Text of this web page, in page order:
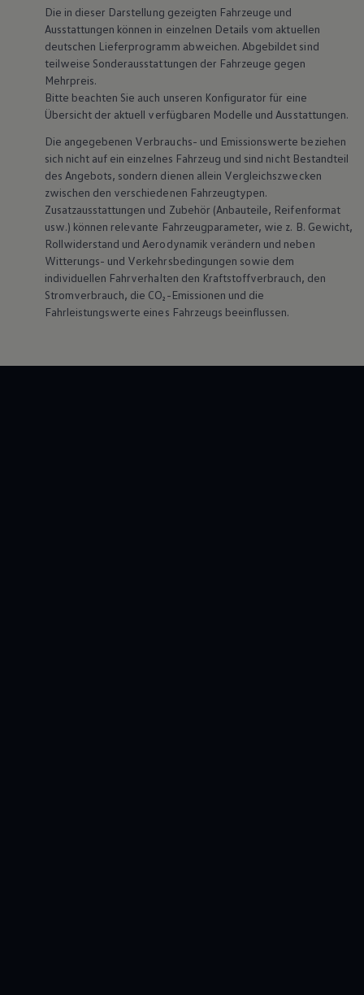
Die in dieser Darstellung gezeigten Fahrzeuge und
Ausstattungen können in einzelnen Details vom aktuellen
deutschen Lieferprogramm abweichen. Abgebildet sind
teilweise Sonderausstattungen der Fahrzeuge gegen
Mehrpreis.
Bitte beachten Sie auch unseren Konfigurator für eine
Übersicht der aktuell verfügbaren Modelle und Ausstattungen.
Die angegebenen Verbrauchs- und Emissionswerte beziehen
sich nicht auf ein einzelnes Fahrzeug und sind nicht Bestandteil
des Angebots, sondern dienen allein Vergleichszwecken
zwischen den verschiedenen Fahrzeugtypen.
Zusatzausstattungen und Zubehör (Anbauteile, Reifenformat
usw.) können relevante Fahrzeugparameter, wie z. B. Gewicht,
Rollwiderstand und Aerodynamik verändern und neben
Witterungs- und Verkehrsbedingungen sowie dem
individuellen Fahrverhalten den Kraftstoffverbrauch, den
Stromverbrauch, die CO₂-Emissionen und die
Fahrleistungswerte eines Fahrzeugs beeinflussen.